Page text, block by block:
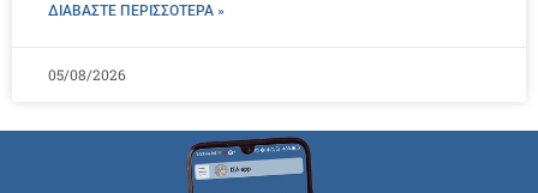
ΔΙΑΒΑΣΤΕ ΠΕΡΙΣΣΌΤΕΡΑ »
05/08/2026